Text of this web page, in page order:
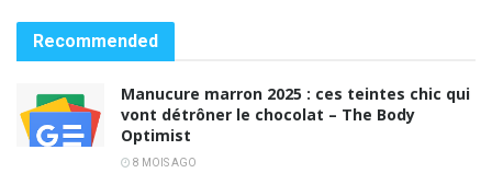
Recommended
Manucure marron 2025 : ces teintes chic qui
vont détrôner le chocolat – The Body
Optimist
8 MOIS AGO